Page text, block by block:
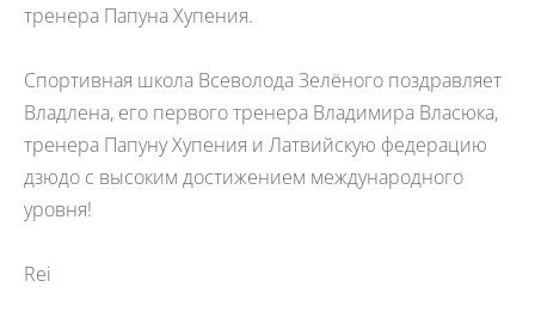
тренера Папуна Хупения.
Спортивная школа Всеволода Зелёного поздравляет
Владлена, его первого тренера Владимира Власюка,
тренера Папуну Хупения и Латвийскую федерацию
дзюдо с высоким достижением международного
уровня!
Rei